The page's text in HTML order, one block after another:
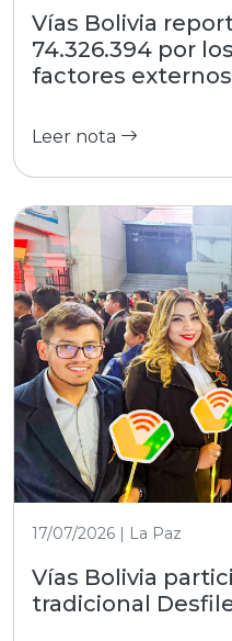
Vías Bolivia
74.326.394 por
factores externos
Leer nota
17/07/2026 | La Paz
Vías Bolivia
tradicional